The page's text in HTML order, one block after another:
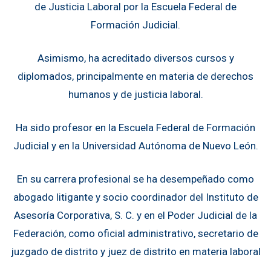
de Justicia Laboral por la Escuela Federal de
Formación Judicial.
Asimismo, ha acreditado diversos cursos y
diplomados, principalmente en materia de derechos
humanos y de justicia laboral.
Ha sido profesor en la Escuela Federal de Formación
Judicial y en la Universidad Autónoma de Nuevo León.
En su carrera profesional se ha desempeñado como
abogado litigante y socio coordinador del Instituto de
Asesoría Corporativa, S. C. y en el Poder Judicial de la
Federación, como oficial administrativo, secretario de
juzgado de distrito y juez de distrito en materia laboral